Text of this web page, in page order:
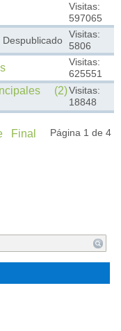
Visitas:
597065
Despublicado
Visitas:
5806
Visitas:
625551
(2)Visitas:
18848
Página 1 de 4
Final